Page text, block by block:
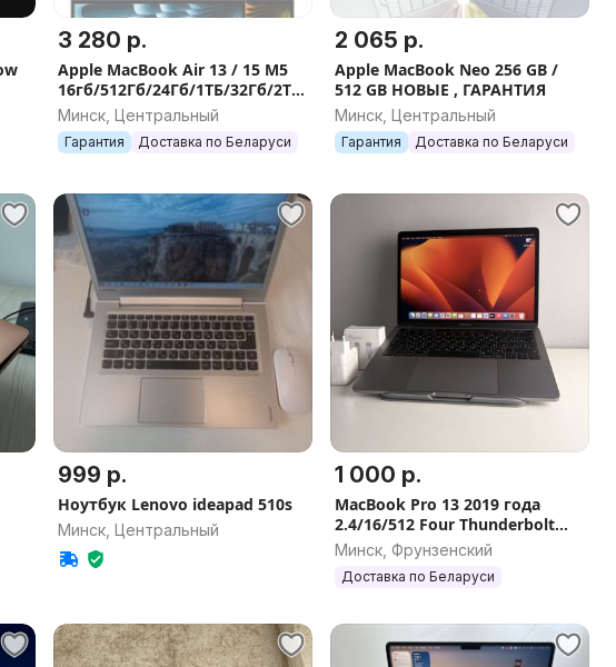
3 280 р.
Apple MacBook Air 13 / 15 M5
16гб/512Гб/24Гб/1ТБ/32Гб/2Тб
2026 Новый, Гарантия.
Минск, Центральный
Гарантия Доставка по Беларуси
2 065 р.
Apple MacBook Neo 256 GB /
512 GB НОВЫЕ , ГАРАНТИЯ
Минск, Центральный
Гарантия Доставка по Беларуси
999 р.
Ноутбук Lenovo ideapad 510s
Минск, Центральный
1 000 р.
MacBook Pro 13 2019 года
2.4/16/512 Four Thunderbolt
100%
Минск, Фрунзенский
Доставка по Беларуси